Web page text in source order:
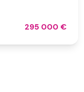
295 000 €